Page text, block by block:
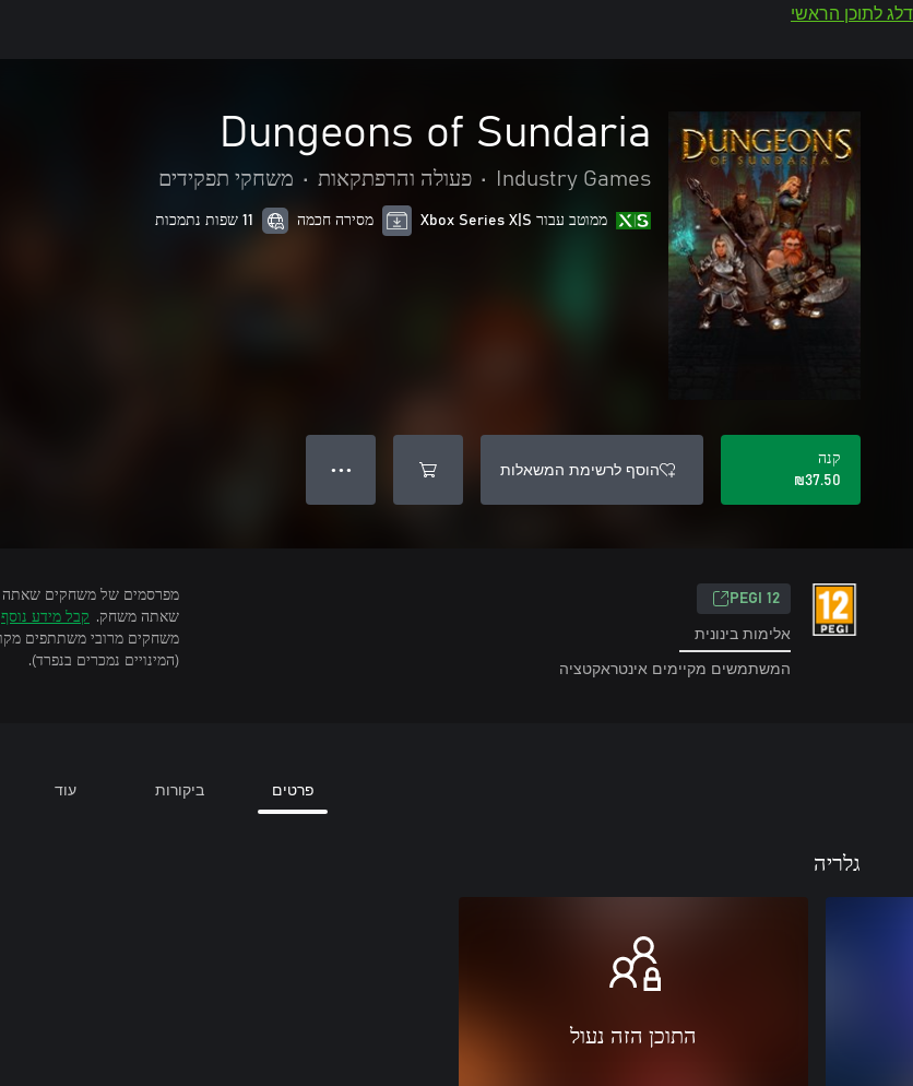
דלג לתוכן הראשי
Dungeons of Sundaria
Industry Games
• פעולה והרפתקאות • משחקי תפקידים
ממוטב עבור Xbox Series X|S מסירה חכמה 11 שפות נתמכות
קנה
‪₪‎37.50‬
הוסף לרשימת המשאלות ● ● ●
‎PEGI 12‎
אלימות בינונית
המשתמשים מקיימים אינטראקטציה
שאתה משחק. קבל מידע נוסף
(המינויים נמכרים בנפרד).
פרטים ביקורות עוד
גלריה
התוכן הזה נעול